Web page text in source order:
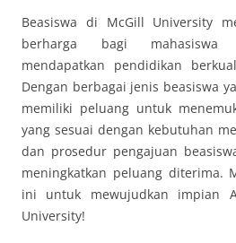
Beasiswa di McGill University
berharga bagi mahasiswa
mendapatkan pendidikan
Dengan berbagai jenis beasiswa
memiliki peluang untuk
yang sesuai dengan kebutuhan
dan prosedur pengajuan
meningkatkan peluang diterima.
ini untuk mewujudkan impian
University!